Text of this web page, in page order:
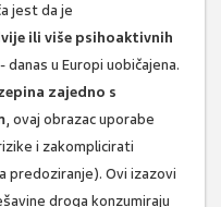
jest da je
ili više psihoaktivnih
- danas u Europi uobičajena.
zajedno s
, ovaj obrazac uporabe
i zakomplicirati
predoziranje). Ovi izazovi
droga konzumiraju